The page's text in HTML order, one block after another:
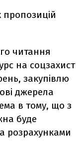
читання
на соцзахист
закупівлю
джерела
в тому, що з
буде
розрахунками